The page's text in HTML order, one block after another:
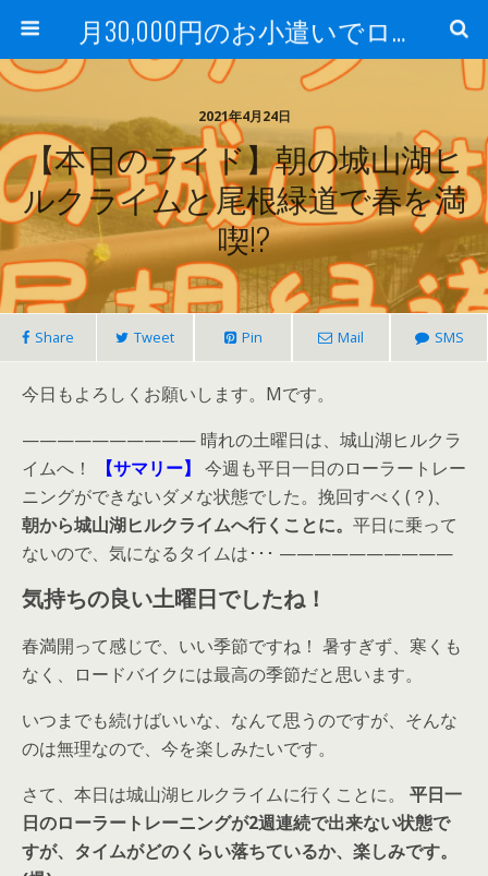
月30,000円のお小遣いでロードバイク
2021年4月24日
【本日のライド】朝の城山湖ヒ
ルクライムと尾根緑道で春を満
喫!?
Share Tweet Pin Mail SMS
今日もよろしくお願いします。Mです。
—————————— 晴れの土曜日は、城山湖ヒルクラ
イムへ！
【サマリー】
今週も平日一日のローラートレー
ニングができないダメな状態でした。挽回すべく(？)、
朝から城山湖ヒルクライムへ行くことに。 平日に乗って
ないので、気になるタイムは･･･ ——————————
気持ちの良い土曜日でしたね！
春満開って感じで、いい季節ですね！ 暑すぎず、寒くも
なく、ロードバイクには最高の季節だと思います。
いつまでも続けばいいな、なんて思うのですが、そんな
のは無理なので、今を楽しみたいです。
さて、本日は城山湖ヒルクライムに行くことに。 平日一
日のローラートレーニングが2週連続で出来ない状態で
すが、タイムがどのくらい落ちているか、楽しみです。